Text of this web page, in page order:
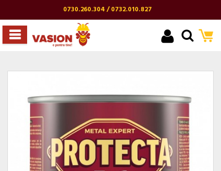
0730.260.304 / 0732.010.827